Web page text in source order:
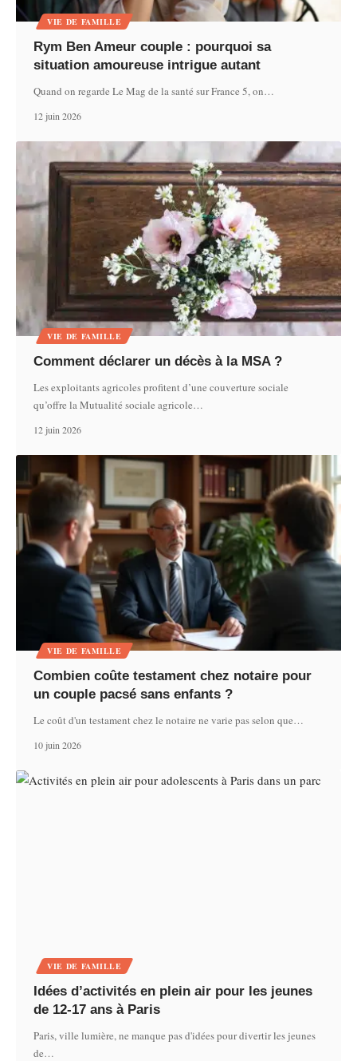
VIE DE FAMILLE
Rym Ben Ameur couple : pourquoi sa
situation amoureuse intrigue autant
Quand on regarde Le Mag de la santé sur France 5, on…
12 juin 2026
VIE DE FAMILLE
Comment déclarer un décès à la MSA ?
Les exploitants agricoles profitent d’une couverture sociale
qu’offre la Mutualité sociale agricole…
12 juin 2026
VIE DE FAMILLE
Combien coûte testament chez notaire pour
un couple pacsé sans enfants ?
Le coût d'un testament chez le notaire ne varie pas selon que…
10 juin 2026
VIE DE FAMILLE
Idées d’activités en plein air pour les jeunes
de 12-17 ans à Paris
Paris, ville lumière, ne manque pas d'idées pour divertir les jeunes
de…